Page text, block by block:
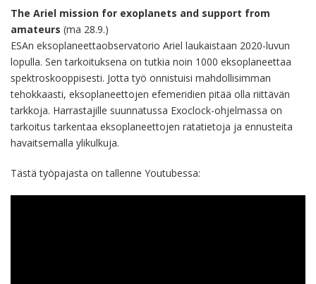
The Ariel mission for exoplanets and support from
amateurs (ma 28.9.)
ESAn eksoplaneettaobservatorio Ariel laukaistaan 2020-luvun
lopulla. Sen tarkoituksena on tutkia noin 1000 eksoplaneettaa
spektroskooppisesti. Jotta työ onnistuisi mahdollisimman
tehokkaasti, eksoplaneettojen efemeridien pitää olla riittävän
tarkkoja. Harrastajille suunnatussa Exoclock-ohjelmassa on
tarkoitus tarkentaa eksoplaneettojen ratatietoja ja ennusteita
havaitsemalla ylikulkuja.
Tästä työpajasta on tallenne Youtubessa: